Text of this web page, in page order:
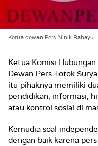
Ketua dewan Pers Ninik Rahayu
Ketua Komisi
Dewan Pers Totok
itu pihaknya memiliki
pendidikan, informasi,
atau kontrol sosial di
Kemudia soal
dengan baik karena